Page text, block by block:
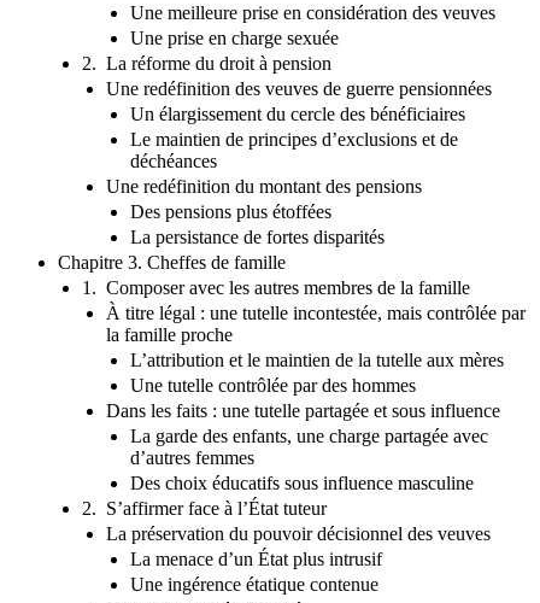
Une meilleure prise en considération des veuves
Une prise en charge sexuée
2. La réforme du droit à pension
Une redéfinition des veuves de guerre pensionnées
Un élargissement du cercle des bénéficiaires
Le maintien de principes d’exclusions et de
déchéances
Une redéfinition du montant des pensions
Des pensions plus étoffées
La persistance de fortes disparités
Chapitre 3. Cheffes de famille
1. Composer avec les autres membres de la famille
À titre légal : une tutelle incontestée, mais contrôlée par
la famille proche
L’attribution et le maintien de la tutelle aux mères
Une tutelle contrôlée par des hommes
Dans les faits : une tutelle partagée et sous influence
La garde des enfants, une charge partagée avec
d’autres femmes
Des choix éducatifs sous influence masculine
2. S’affirmer face à l’État tuteur
La préservation du pouvoir décisionnel des veuves
La menace d’un État plus intrusif
Une ingérence étatique contenue